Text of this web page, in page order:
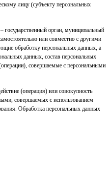
лицу (субъекту персональных
государственный орган, муниципальный
или совместно с другими
обработку персональных данных, а
данных, состав персональных
совершаемые с персональными
(операция) или совокупность
совершаемых с использованием
Обработка персональных данных